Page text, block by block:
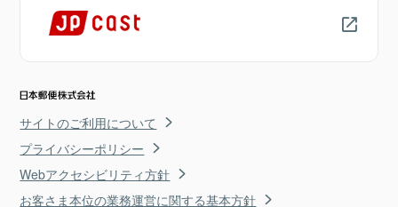
サイトのご利用について
プライバシーポリシー
Webアクセシビリティ方針
お客さま本位の業務運営に関する基本方針